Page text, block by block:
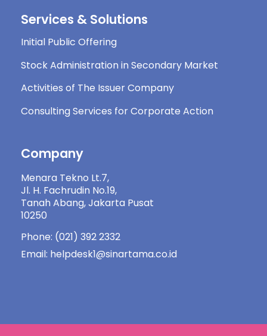
Services & Solutions
Initial Public Offering
Stock Administration in Secondary Market
Activities of The Issuer Company
Consulting Services for Corporate Action
Company
Menara Tekno Lt.7,
Jl. H. Fachrudin No.19,
Tanah Abang, Jakarta Pusat
10250
Phone: (021) 392 2332
Email: helpdesk1@sinartama.co.id